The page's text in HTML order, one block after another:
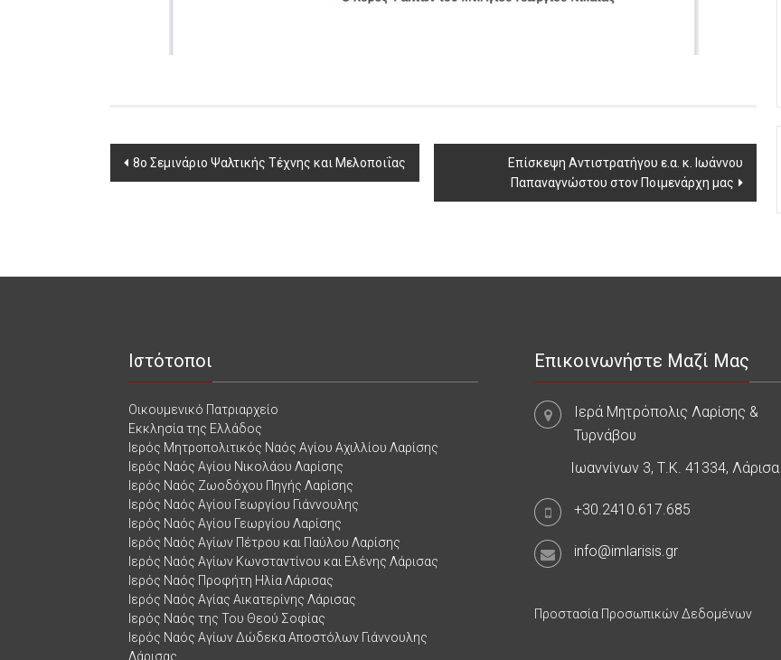
Post
navigation
8ο Σεμινάριο Ψαλτικής Τέχνης και Μελοποιΐας
Επίσκεψη Αντιστρατήγου ε.α. κ. Ιωάννου
Παπαναγνώστου στον Ποιμενάρχη μας
Ιστότοποι
Οικουμενικό Πατριαρχείο
Εκκλησία της Ελλάδος
Ιερός Μητροπολιτικός Ναός Αγίου Αχιλλίου Λαρίσης
Ιερός Ναός Αγίου Νικολάου Λαρίσης
Ιερός Ναός Ζωοδόχου Πηγής Λαρίσης
Ιερός Ναός Αγίου Γεωργίου Γιάννουλης
Ιερός Ναός Αγίου Γεωργίου Λαρίσης
Ιερός Ναός Αγίων Πέτρου και Παύλου Λαρίσης
Ιερός Ναός Αγίων Κωνσταντίνου και Ελένης Λάρισας
Ιερός Ναός Προφήτη Ηλία Λάρισας
Ιερός Ναός Αγίας Αικατερίνης Λάρισας
Ιερός Ναός της Του Θεού Σοφίας
Ιερός Ναός Αγίων Δώδεκα Αποστόλων Γιάννουλης
Λάρισας
Επικοινωνήστε Μαζί Μας
Ιερά Μητρόπολις Λαρίσης &
Τυρνάβου
Ιωαννίνων 3, Τ.Κ. 41334, Λάρισα
+30.2410.617.685
info@imlarisis.gr
Προστασία Προσωπικών Δεδομένων